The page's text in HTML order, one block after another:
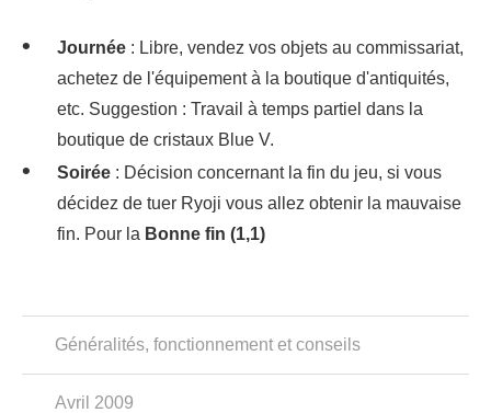
Journée : Libre, vendez vos objets au commissariat,
achetez de l'équipement à la boutique d'antiquités,
etc. Suggestion : Travail à temps partiel dans la
boutique de cristaux Blue V.
Soirée : Décision concernant la fin du jeu, si vous
décidez de tuer Ryoji vous allez obtenir la mauvaise
fin. Pour la Bonne fin (1,1)
Généralités, fonctionnement et conseils
Avril 2009